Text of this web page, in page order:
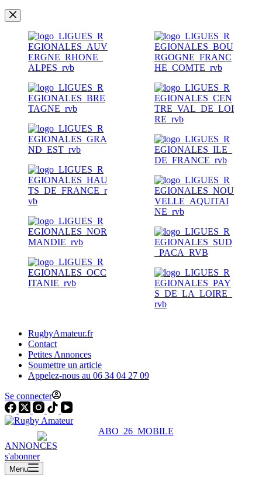
RugbyAmateur.fr
Contact
Petites Annonces
Soumettre un article
Appelez-nous au 06 34 04 27 09
Se connecter
ANNONCES
s'abonner
Menu